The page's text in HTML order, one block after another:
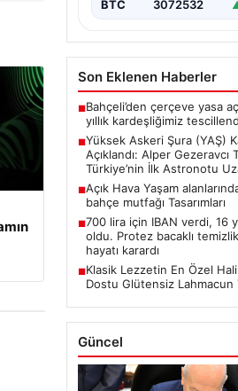
oluşturan Yüksek Askeri
BTC 3072532
Son Eklenen Haberler
■Bahçeli’den çerçeve yasa
yıllık kardeşliğimiz
■Yüksek Askeri Şura (YAŞ)
Açıklandı: Alper Gezeravcı
Türkiye’nin İlk Astronotu
■Açık Hava Yaşam
bahçe mutfağı Tasarımları
■700 lira için IBAN verdi, 16
oldu. Protez bacaklı
hayatı karardı
■Klasik Lezzetin En Özel
Dostu Glütensiz Lahmacun
Güncel